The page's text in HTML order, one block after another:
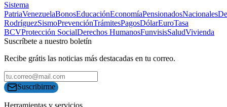
Sistema
PatriaVenezuelaBonosEducaciónEconomíaPensionadosNacionales
RodríguezSismoPrevenciónTrámitesPagosDólarEuroTasa
BCVProtección SocialDerechos HumanosFunvisisSaludVivienda
Suscríbete a nuestro boletín
Recibe grátis las noticias más destacadas en tu correo.
Suscribirme
Herramientas y servicios